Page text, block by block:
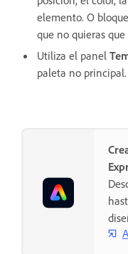
elemento. O
que no quieras
Utiliza el panel
paleta no principal.